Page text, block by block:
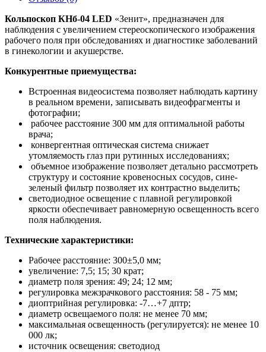
Кольпоскоп КНб-04 LED «Зенит», предназначен для
наблюдения с увеличением стереоскопического изображения
рабочего поля при обследованиях и диагностике заболеваний
в гинекологии и акушерстве.
Конкурентные приемущества:
Встроенная видеосистема позволяет наблюдать картину
в реальном времени, записывать видеофрагменты и
фотографии;
рабочее расстояние 300 мм для оптимальной работы
врача;
конвергентная оптическая система снижает
утомляемость глаз при рутинных исследованиях;
объемное изображение позволяет детально рассмотреть
структуру и состояние кровеносных сосудов, сине-
зеленый фильтр позволяет их контрастно выделить;
светодиодное освещение с плавной регулировкой
яркости обеспечивает равномерную освещенность всего
поля наблюдения.
Технические характеристики:
Рабочее расстояние: 300±5,0 мм;
увеличение: 7,5; 15; 30 крат;
диаметр поля зрения: 49; 24; 12 мм;
регулировка межзрачкового расстояния: 58 - 75 мм;
диоптрийная регулировка: -7…+7 дптр;
диаметр освещаемого поля: не менее 70 мм;
максимальная освещенность (регулируется): не менее 10
000 лк;
источник освещения: светодиод